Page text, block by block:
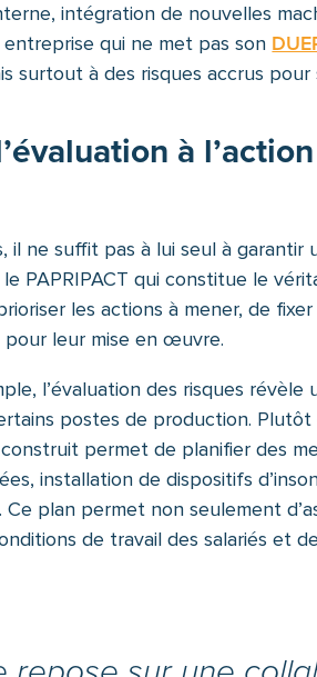
intégration de nouvelles
qui ne met pas son
surtout à des risques accrus pour
à l’action
il ne suffit pas à lui seul à
PAPRIPACT qui constitue le
les actions à mener, de
pour leur mise en œuvre.
l’évaluation des risques révèle
postes de production.
permet de planifier des
installation de dispositifs
plan permet non seulement
de travail des salariés et